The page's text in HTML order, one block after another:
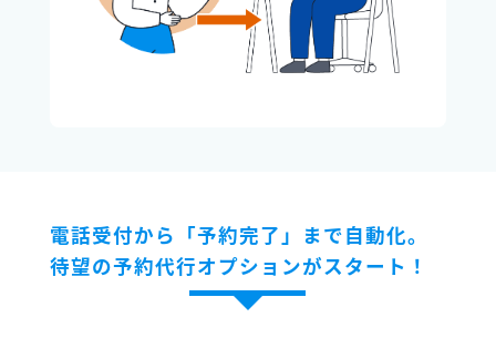
電話受付から「予約完了」まで自動化。
待望の予約代行オプションがスタート！